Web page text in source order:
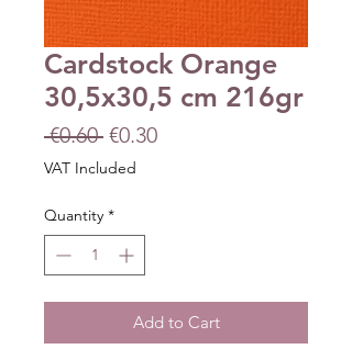
Cardstock Orange
30,5x30,5 cm 216gr
€0.60 Regular
Price
€0.30Sale
VAT Included
Quantity *
Add to Cart